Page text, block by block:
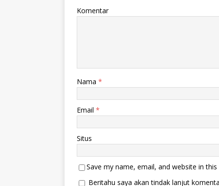
Komentar
Nama *
Email *
Situs
Save my name, email, and website in
Beritahu saya akan tindak lanjut